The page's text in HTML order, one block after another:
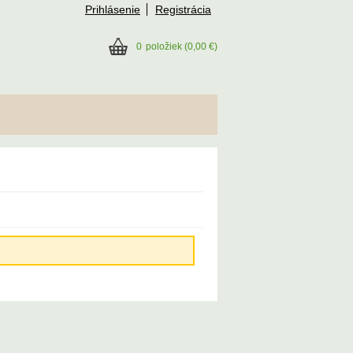
Prihlásenie Registrácia
0 položiek (0,00 €)